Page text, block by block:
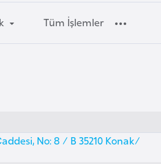
Tüm İşlemler
No: 8 / B 35210 Konak/